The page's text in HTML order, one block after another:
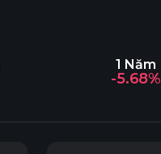
1 Năm
-5.68%